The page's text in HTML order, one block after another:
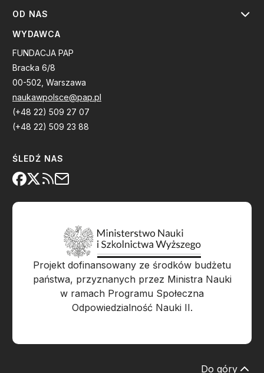
OD NAS
WYDAWCA
FUNDACJA PAP
Bracka 6/8
00-502, Warszawa
naukawpolsce@pap.pl
(+48 22) 509 27 07
(+48 22) 509 23 88
ŚLEDŹ NAS
Projekt dofinansowany ze środków budżetu
państwa, przyznanych przez Ministra Nauki
w ramach Programu Społeczna
Odpowiedzialność Nauki II.
Do góry